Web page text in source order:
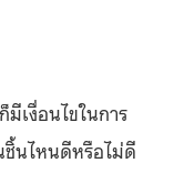
เงื่อนไขในการ
ชิ้นไหนดีหรือไม่ดี